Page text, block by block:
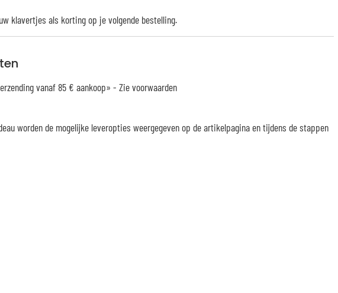
klavertjes als korting op je volgende bestelling.
vanaf 85 € aankoop» - Zie voorwaarden
worden de mogelijke leveropties weergegeven op de artikelpagina en tijdens de stappen